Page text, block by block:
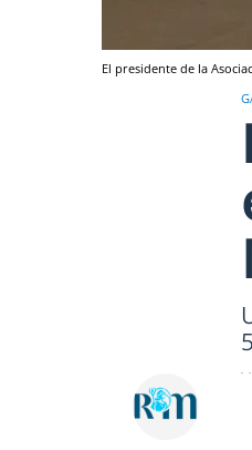
El presidente de la